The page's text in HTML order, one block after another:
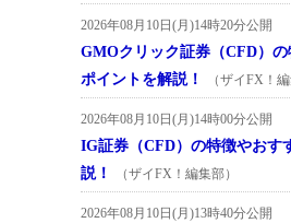
2026年08月10日(月)14時20分公開
GMOクリック証券（CFD）
ポイントを解説！
（ザイFX！編
2026年08月10日(月)14時00分公開
IG証券（CFD）の特徴やおす
説！
（ザイFX！編集部）
2026年08月10日(月)13時40分公開